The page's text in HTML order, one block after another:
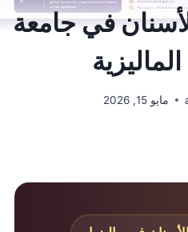
في جامعة
مايو 15, 2026